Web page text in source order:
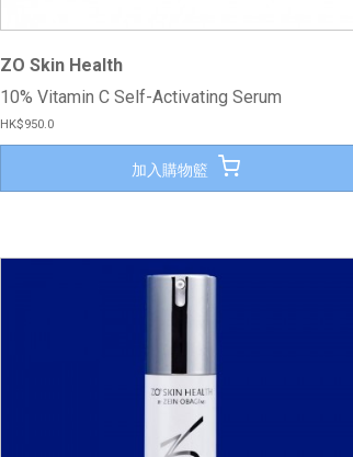
ZO Skin Health
10% Vitamin C Self-Activating Serum
HK$950.0
加入購物籃